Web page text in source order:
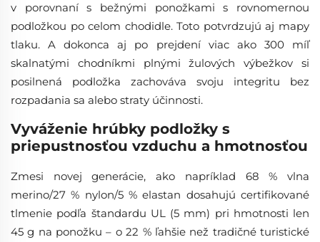
v porovnaní s bežnými ponožkami s rovnomernou
podložkou po celom chodidle. Toto potvrdzujú aj mapy
tlaku. A dokonca aj po prejdení viac ako 300 míľ
skalnatými chodníkmi plnými žulových výbežkov si
posilnená podložka zachováva svoju integritu bez
rozpadania sa alebo straty účinnosti.
Vyváženie hrúbky podložky s
priepustnosťou vzduchu a hmotnosťou
Zmesi novej generácie, ako napríklad 68 % vlna
merino/27 % nylon/5 % elastan dosahujú certifikované
tlmenie podľa štandardu UL (5 mm) pri hmotnosti len
45 g na ponožku – o 22 % ľahšie než tradičné turistické